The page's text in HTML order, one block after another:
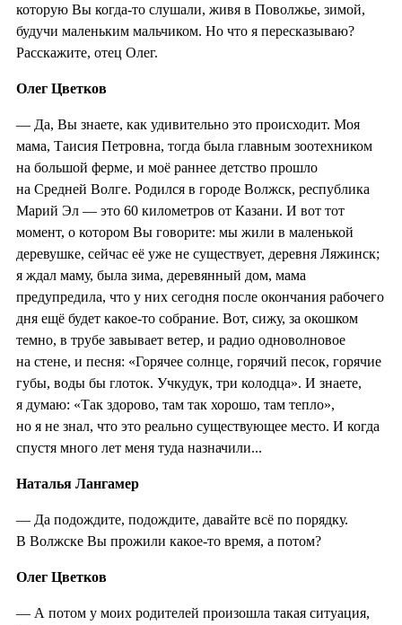
которую Вы когда-то слушали, живя в Поволжье, зимой,
будучи маленьким мальчиком. Но что я пересказываю?
Расскажите, отец Олег.
Олег Цветков
— Да, Вы знаете, как удивительно это происходит. Моя
мама, Таисия Петровна, тогда была главным зоотехником
на большой ферме, и моё раннее детство прошло
на Средней Волге. Родился в городе Волжск, республика
Марий Эл — это 60 километров от Казани. И вот тот
момент, о котором Вы говорите: мы жили в маленькой
деревушке, сейчас её уже не существует, деревня Ляжинск;
я ждал маму, была зима, деревянный дом, мама
предупредила, что у них сегодня после окончания рабочего
дня ещё будет какое-то собрание. Вот, сижу, за окошком
темно, в трубе завывает ветер, и радио одноволновое
на стене, и песня: «Горячее солнце, горячий песок, горячие
губы, воды бы глоток. Учкудук, три колодца». И знаете,
я думаю: «Так здорово, там так хорошо, там тепло»,
но я не знал, что это реально существующее место. И когда
спустя много лет меня туда назначили...
Наталья Лангамер
— Да подождите, подождите, давайте всё по порядку.
В Волжске Вы прожили какое-то время, а потом?
Олег Цветков
— А потом у моих родителей произошла такая ситуация,